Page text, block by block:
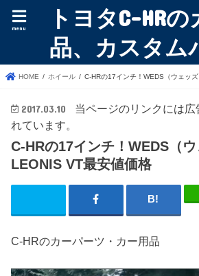
トヨタC-HRの
品、カスタム
menu
HOME ホイール C-HRの17インチ！WEDS（ウェッ
2017.03.10
当ページのリンクには広
れています。
C-HRの17インチ！WEDS（
LEONIS VT最安値価格
C-HRのカーパーツ・カー用品